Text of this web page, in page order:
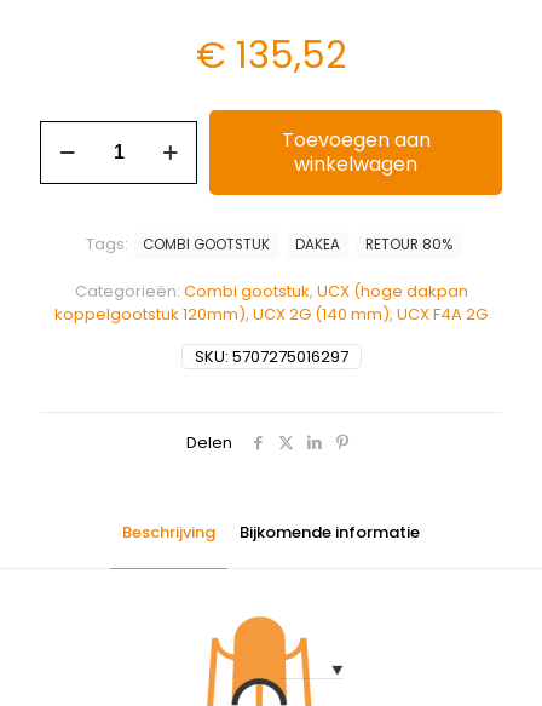
€ 135,52
Toevoegen aan
winkelwagen
SKU: 5707275016297
Categorieën: Combi gootstuk, UCX (hoge dakpan
koppelgootstuk 120mm), UCX 2G (140 mm), UCX F4A 2G
Tags: COMBI GOOTSTUK DAKEA RETOUR 80%
Delen
Beschrijving Bijkomende informatie